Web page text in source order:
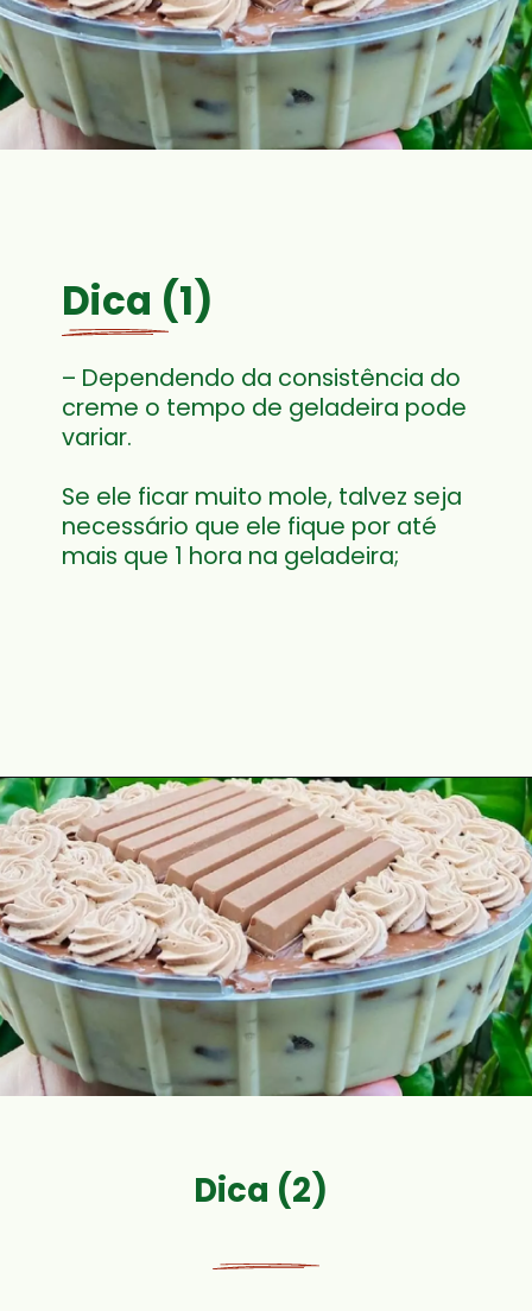
Dica (1)
– Dependendo da consistência do
creme o tempo de geladeira pode
Se ele ficar muito mole, talvez seja
necessário que ele fique por até
mais que 1 hora na geladeira;
Dica (2)